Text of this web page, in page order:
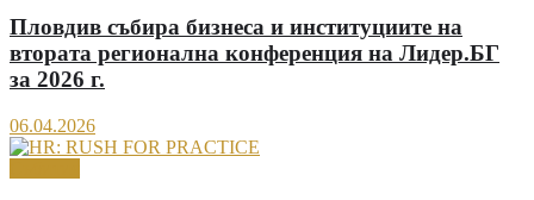
Пловдив събира бизнеса и институциите на
втората регионална конференция на Лидер.БГ
за 2026 г.
06.04.2026